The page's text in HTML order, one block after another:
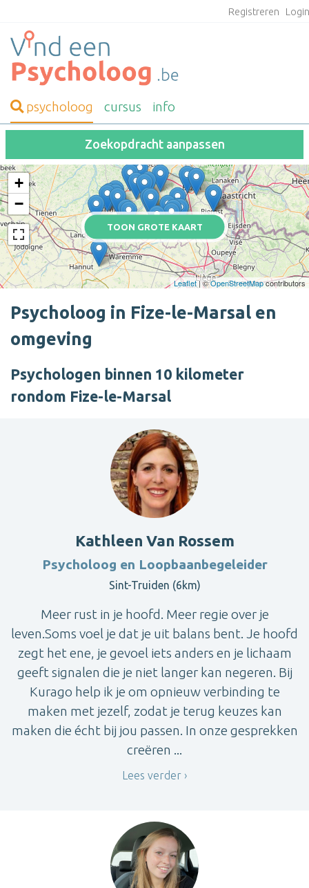
Registreren
psycholoog cursus info
Zoekopdracht aanpassen
TOON GROTE KAART
+
−
Leaflet| ©OpenStreetMapcontributors
Psycholoog in Fize-le-Marsal en
omgeving
Psychologen binnen 10 kilometer
rondom Fize-le-Marsal
Kathleen Van Rossem
Psycholoog en Loopbaanbegeleider
Sint-Truiden (6km)
Meer rust in je hoofd. Meer regie over je
leven.Soms voel je dat je uit balans bent. Je hoofd
zegt het ene, je gevoel iets anders en je lichaam
geeft signalen die je niet langer kan negeren. Bij
Kurago help ik je om opnieuw verbinding te
maken met jezelf, zodat je terug keuzes kan
maken die écht bij jou passen. In onze gesprekken
creëren ...
Lees verder